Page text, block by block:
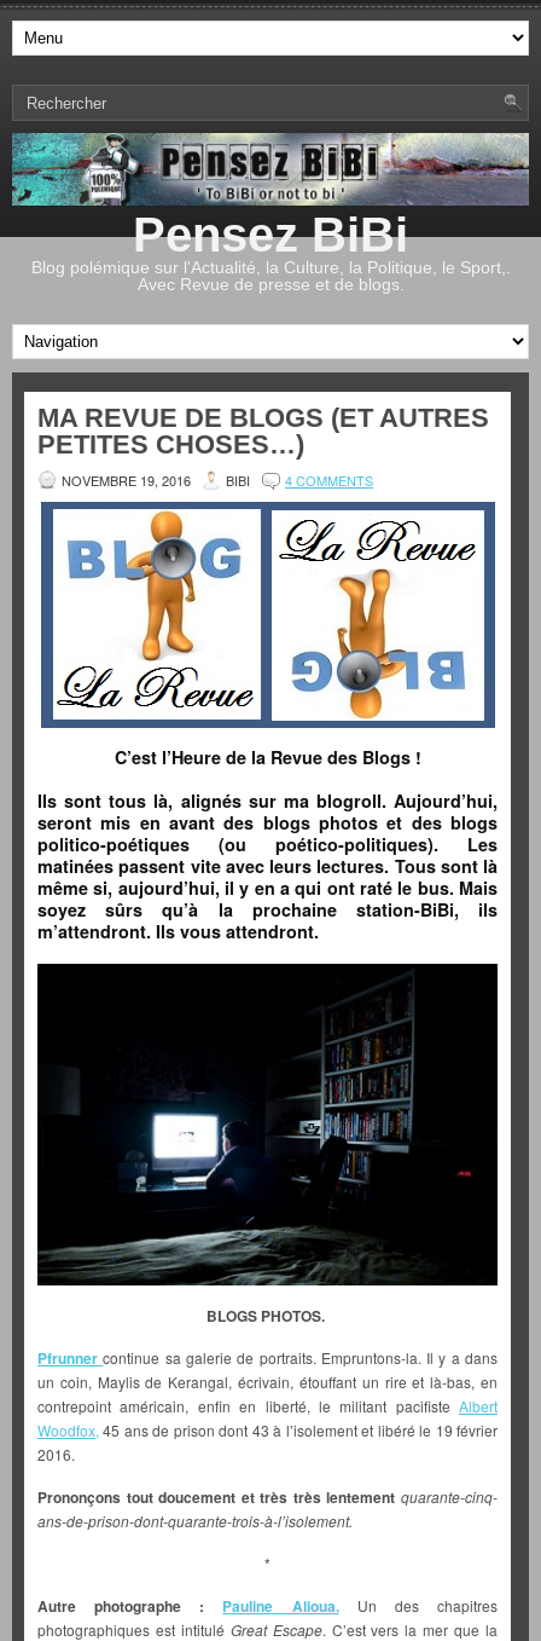
Pensez BiBi
Blog polémique sur l'Actualité, la Culture, la Politique, le Sport,.
Avec Revue de presse et de blogs.
MA REVUE DE BLOGS (ET AUTRES
PETITES CHOSES…)
NOVEMBRE 19, 2016 BIBI 4 COMMENTS
C’est l’Heure de la Revue des Blogs !
Ils sont tous là, alignés sur ma blogroll. Aujourd’hui,
seront mis en avant des blogs photos et des blogs
politico-poétiques (ou poético-politiques). Les
matinées passent vite avec leurs lectures. Tous sont là
même si, aujourd’hui, il y en a qui ont raté le bus. Mais
soyez sûrs qu’à la prochaine station-BiBi, ils
m’attendront. Ils vous attendront.
BLOGS PHOTOS.
Pfrunnercontinue sa galerie de portraits. Empruntons-la. Il y a dans
un coin, Maylis de Kerangal, écrivain, étouffant un rire et là-bas, en
contrepoint américain, enfin en liberté, le militant pacifiste Albert
Woodfox, 45 ans de prison dont 43 à l’isolement et libéré le 19 février
2016.
Prononçons tout doucement et très très lentement quarante-cinq-
ans-de-prison-dont-quarante-trois-à-l’isolement.
*
Autre photographe : Pauline Alioua.
Un des chapitres
photographiques est intitulé Great Escape. C’est vers la mer que la